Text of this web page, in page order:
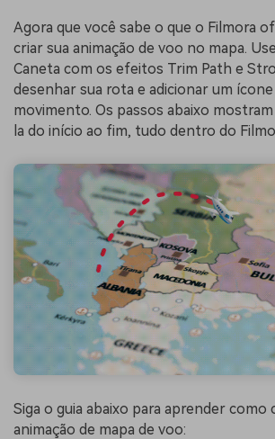
Agora que você sabe o que o Filmora
criar sua animação de voo no mapa.
Caneta com os efeitos Trim Path e
desenhar sua rota e adicionar um ícone
movimento. Os passos abaixo
la do início ao fim, tudo dentro do
Siga o guia abaixo para aprender como
animação de mapa de voo: